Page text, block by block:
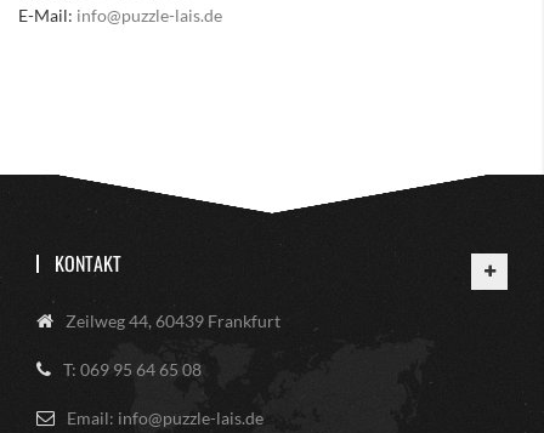
E-Mail: info@puzzle-lais.de
KONTAKT
Zeilweg 44, 60439 Frankfurt
T: 069 95 64 65 08
Email: info@puzzle-lais.de